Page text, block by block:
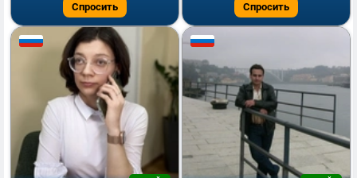
Спросить Спросить